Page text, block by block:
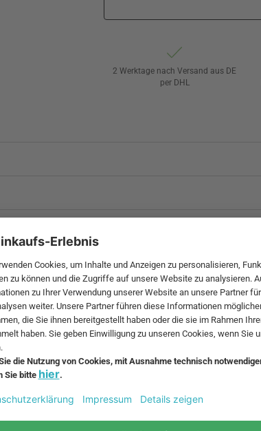
2 Werktage nach Versand aus DE
per DHL
MwSt. und zzgl.Versandkosten.